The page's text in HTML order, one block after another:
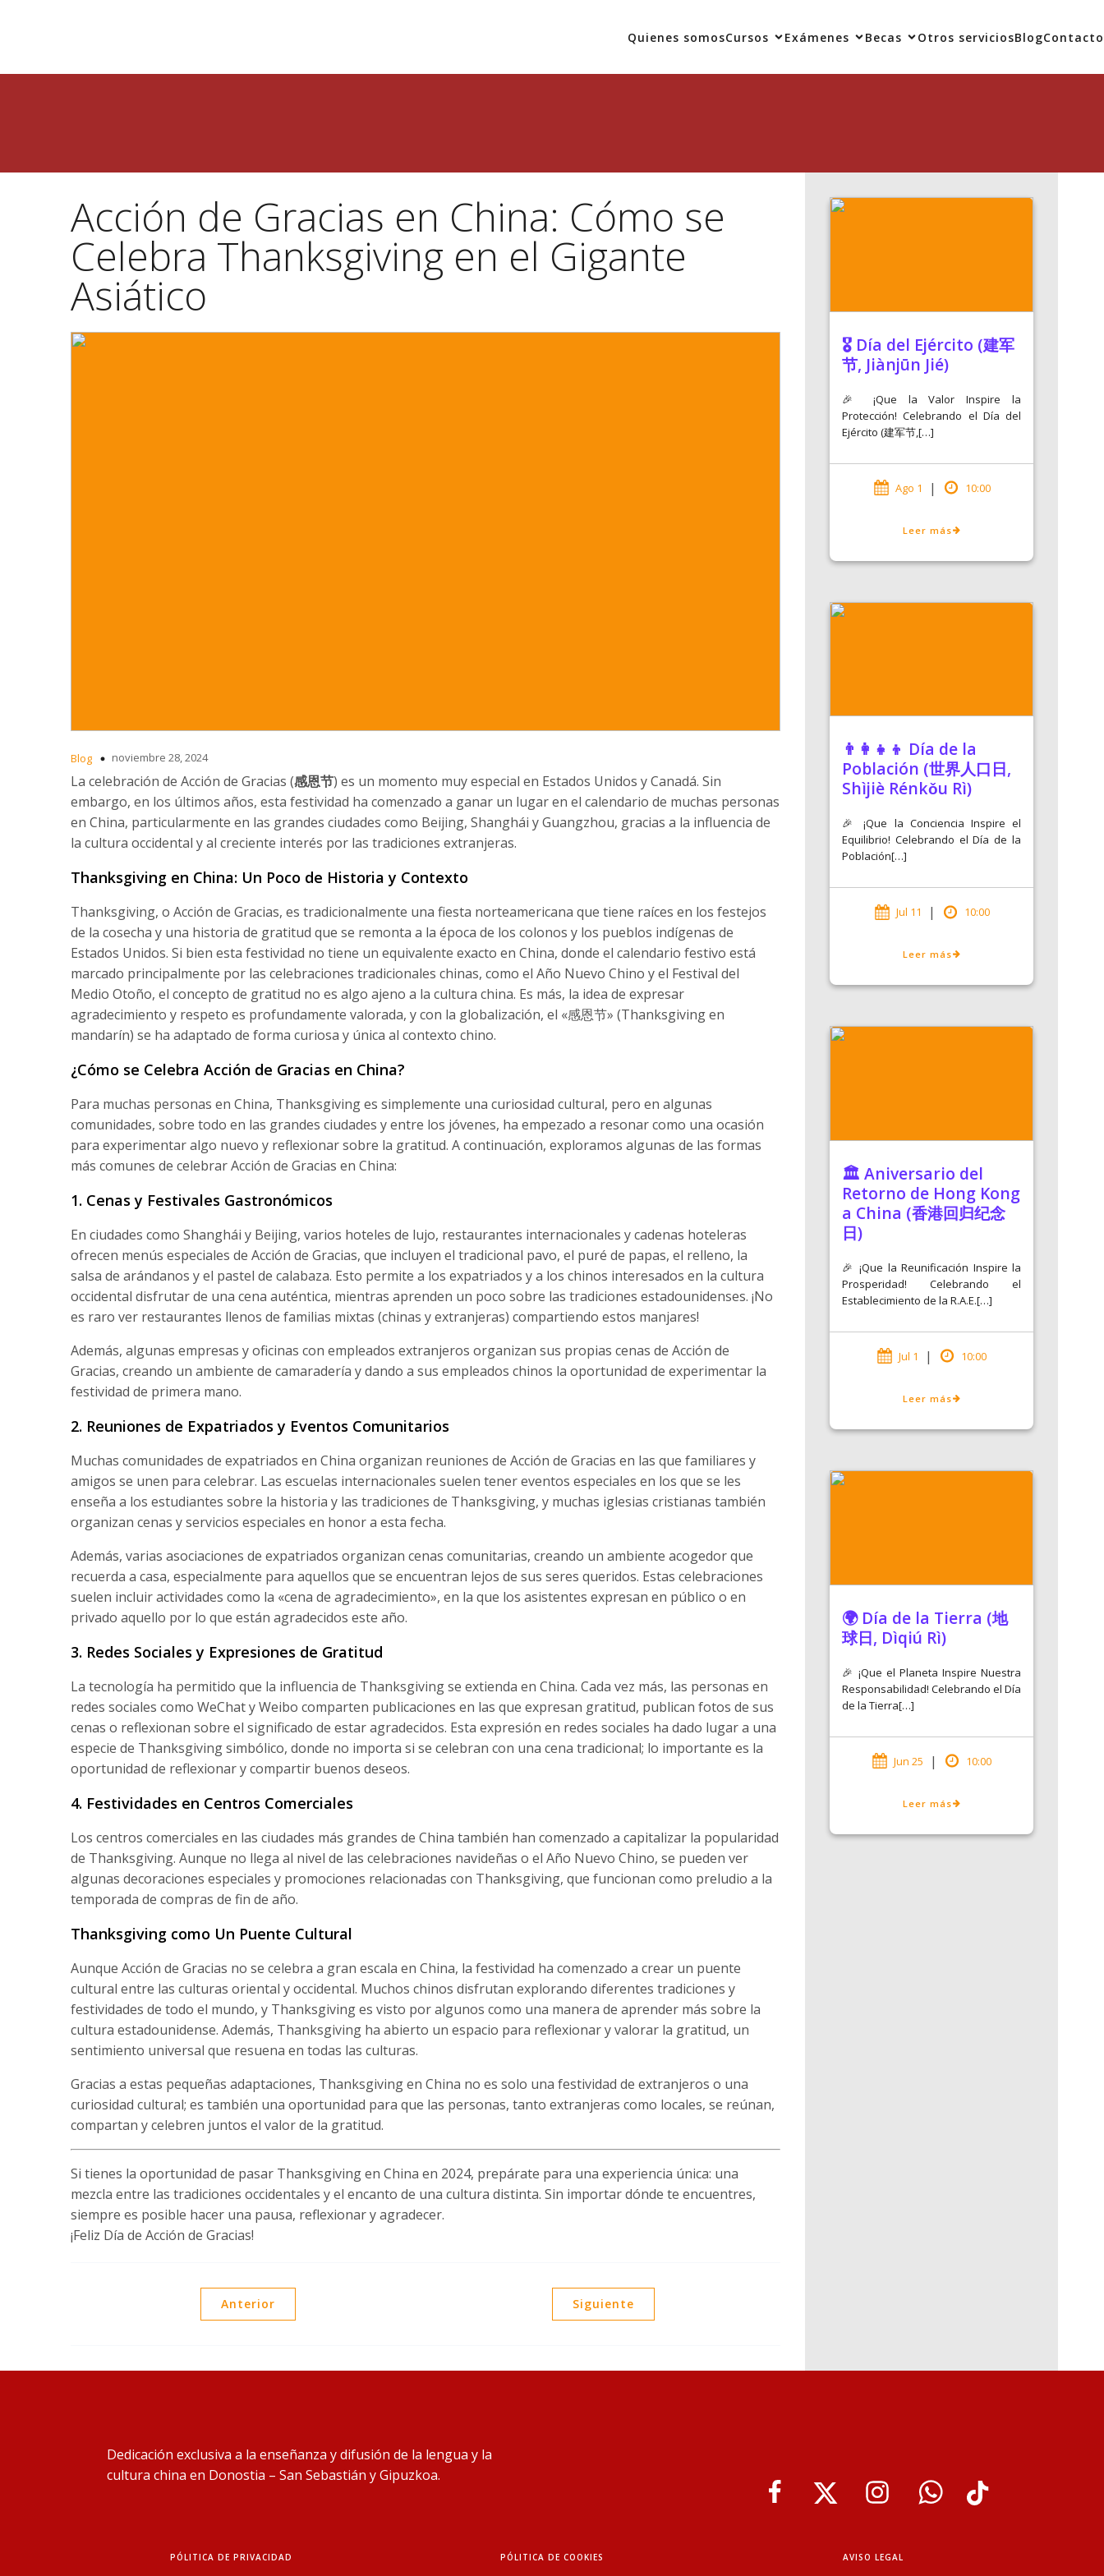
Quienes somosCursos Exámenes Becas Otros serviciosBlogContacto
Acción de Gracias en China: Cómo se
Celebra Thanksgiving en el Gigante
Asiático
Blog noviembre 28, 2024
La celebración de Acción de Gracias (感恩节) es un momento muy especial en Estados Unidos y Canadá. Sin
embargo, en los últimos años, esta festividad ha comenzado a ganar un lugar en el calendario de muchas personas
en China, particularmente en las grandes ciudades como Beijing, Shanghái y Guangzhou, gracias a la influencia de
la cultura occidental y al creciente interés por las tradiciones extranjeras.
Thanksgiving en China: Un Poco de Historia y Contexto
Thanksgiving, o Acción de Gracias, es tradicionalmente una fiesta norteamericana que tiene raíces en los festejos
de la cosecha y una historia de gratitud que se remonta a la época de los colonos y los pueblos indígenas de
Estados Unidos. Si bien esta festividad no tiene un equivalente exacto en China, donde el calendario festivo está
marcado principalmente por las celebraciones tradicionales chinas, como el Año Nuevo Chino y el Festival del
Medio Otoño, el concepto de gratitud no es algo ajeno a la cultura china. Es más, la idea de expresar
agradecimiento y respeto es profundamente valorada, y con la globalización, el «感恩节» (Thanksgiving en
mandarín) se ha adaptado de forma curiosa y única al contexto chino.
¿Cómo se Celebra Acción de Gracias en China?
Para muchas personas en China, Thanksgiving es simplemente una curiosidad cultural, pero en algunas
comunidades, sobre todo en las grandes ciudades y entre los jóvenes, ha empezado a resonar como una ocasión
para experimentar algo nuevo y reflexionar sobre la gratitud. A continuación, exploramos algunas de las formas
más comunes de celebrar Acción de Gracias en China:
1. Cenas y Festivales Gastronómicos
En ciudades como Shanghái y Beijing, varios hoteles de lujo, restaurantes internacionales y cadenas hoteleras
ofrecen menús especiales de Acción de Gracias, que incluyen el tradicional pavo, el puré de papas, el relleno, la
salsa de arándanos y el pastel de calabaza. Esto permite a los expatriados y a los chinos interesados en la cultura
occidental disfrutar de una cena auténtica, mientras aprenden un poco sobre las tradiciones estadounidenses. ¡No
es raro ver restaurantes llenos de familias mixtas (chinas y extranjeras) compartiendo estos manjares!
Además, algunas empresas y oficinas con empleados extranjeros organizan sus propias cenas de Acción de
Gracias, creando un ambiente de camaradería y dando a sus empleados chinos la oportunidad de experimentar la
festividad de primera mano.
2. Reuniones de Expatriados y Eventos Comunitarios
Muchas comunidades de expatriados en China organizan reuniones de Acción de Gracias en las que familiares y
amigos se unen para celebrar. Las escuelas internacionales suelen tener eventos especiales en los que se les
enseña a los estudiantes sobre la historia y las tradiciones de Thanksgiving, y muchas iglesias cristianas también
organizan cenas y servicios especiales en honor a esta fecha.
Además, varias asociaciones de expatriados organizan cenas comunitarias, creando un ambiente acogedor que
recuerda a casa, especialmente para aquellos que se encuentran lejos de sus seres queridos. Estas celebraciones
suelen incluir actividades como la «cena de agradecimiento», en la que los asistentes expresan en público o en
privado aquello por lo que están agradecidos este año.
3. Redes Sociales y Expresiones de Gratitud
La tecnología ha permitido que la influencia de Thanksgiving se extienda en China. Cada vez más, las personas en
redes sociales como WeChat y Weibo comparten publicaciones en las que expresan gratitud, publican fotos de sus
cenas o reflexionan sobre el significado de estar agradecidos. Esta expresión en redes sociales ha dado lugar a una
especie de Thanksgiving simbólico, donde no importa si se celebran con una cena tradicional; lo importante es la
oportunidad de reflexionar y compartir buenos deseos.
4. Festividades en Centros Comerciales
Los centros comerciales en las ciudades más grandes de China también han comenzado a capitalizar la popularidad
de Thanksgiving. Aunque no llega al nivel de las celebraciones navideñas o el Año Nuevo Chino, se pueden ver
algunas decoraciones especiales y promociones relacionadas con Thanksgiving, que funcionan como preludio a la
temporada de compras de fin de año.
Thanksgiving como Un Puente Cultural
Aunque Acción de Gracias no se celebra a gran escala en China, la festividad ha comenzado a crear un puente
cultural entre las culturas oriental y occidental. Muchos chinos disfrutan explorando diferentes tradiciones y
festividades de todo el mundo, y Thanksgiving es visto por algunos como una manera de aprender más sobre la
cultura estadounidense. Además, Thanksgiving ha abierto un espacio para reflexionar y valorar la gratitud, un
sentimiento universal que resuena en todas las culturas.
Gracias a estas pequeñas adaptaciones, Thanksgiving en China no es solo una festividad de extranjeros o una
curiosidad cultural; es también una oportunidad para que las personas, tanto extranjeras como locales, se reúnan,
compartan y celebren juntos el valor de la gratitud.
Si tienes la oportunidad de pasar Thanksgiving en China en 2024, prepárate para una experiencia única: una
mezcla entre las tradiciones occidentales y el encanto de una cultura distinta. Sin importar dónde te encuentres,
siempre es posible hacer una pausa, reflexionar y agradecer.
¡Feliz Día de Acción de Gracias!
Anterior Siguiente
🎖️ Día del Ejército (建军
节, Jiànjūn Jié)
🎉 ¡Que la Valor Inspire la
Protección! Celebrando el Día del
Ejército (建军节,[…]
Ago 1 | 10:00
Leer más
👨‍👩‍👧‍👦 Día de la
Población (世界人口日,
Shìjiè Rénkǒu Rì)
🎉 ¡Que la Conciencia Inspire el
Equilibrio! Celebrando el Día de la
Población[…]
Jul 11 | 10:00
Leer más
🏛️ Aniversario del
Retorno de Hong Kong
a China (香港回归纪念
日)
🎉 ¡Que la Reunificación Inspire la
Prosperidad! Celebrando el
Establecimiento de la R.A.E.[…]
Jul 1 | 10:00
Leer más
🌍 Día de la Tierra (地
球日, Dìqiú Rì)
🎉 ¡Que el Planeta Inspire Nuestra
Responsabilidad! Celebrando el Día
de la Tierra[…]
Jun 25 | 10:00
Leer más
Dedicación exclusiva a la enseñanza y difusión de la lengua y la
cultura china en Donostia – San Sebastián y Gipuzkoa.
PÓLITICA DE PRIVACIDAD PÓLITICA DE COOKIES AVISO LEGAL